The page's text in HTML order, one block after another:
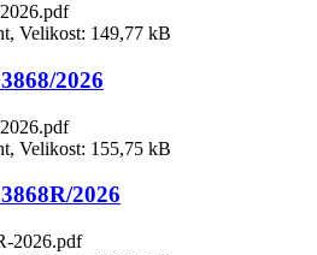
Velikost: 149,77 kB
2026
Velikost: 155,75 kB
2026
2026.pdf